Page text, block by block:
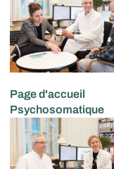
Page d'accueil
Psychosomatique